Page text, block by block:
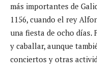
más importantes de
1156, cuando el rey
una fiesta de ocho días.
y caballar, aunque
conciertos y otras